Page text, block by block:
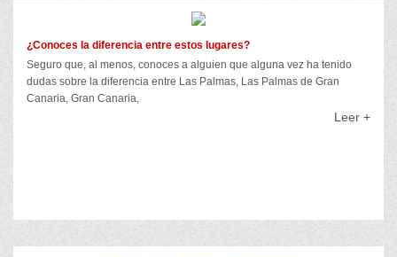
¿Conoces la diferencia entre estos lugares?
Seguro que, al menos, conoces a alguien que alguna vez ha tenido
dudas sobre la diferencia entre Las Palmas, Las Palmas de Gran
Canaria, Gran Canaria,
Leer +